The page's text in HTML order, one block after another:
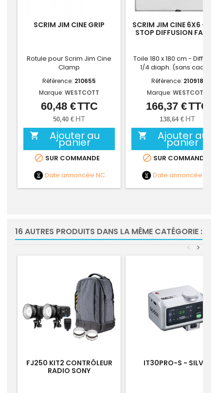
SCRIM JIM CINE GRIP
Rotule pour Scrim Jim Cine
Clamp
Référence: 210655
Marque: WESTCOTT
Prix
60,48 €TTC
50,40 € HT
 Ajouter au
panier
 SUR COMMANDE
Date annoncée NC
SCRIM JIM CINE 6X6 - 1/
STOP DIFFUSION
Toile 180 x 180 cm -
1/4 diaph. (sans cadre)
Référence: 210918
Marque: WESTCOTT
Prix
166,37 €TTC
138,64 € HT
 Ajouter au
panier
 SUR COMMANDE
Date annoncée
16 AUTRES PRODUITS DANS LA MÊME CATÉGORIE :
>
<
FJ250 KIT2 CONTRÔLEUR
RADIO SONY
IT30PRO-S - SILVER